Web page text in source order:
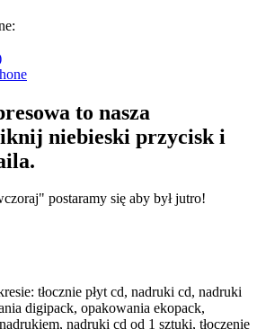
to nasza
niebieski przycisk i
postaramy się aby był jutro!
tłocznie płyt cd, nadruki cd, nadruki
digipack, opakowania ekopack,
nadruki cd od 1 sztuki, tłoczenie